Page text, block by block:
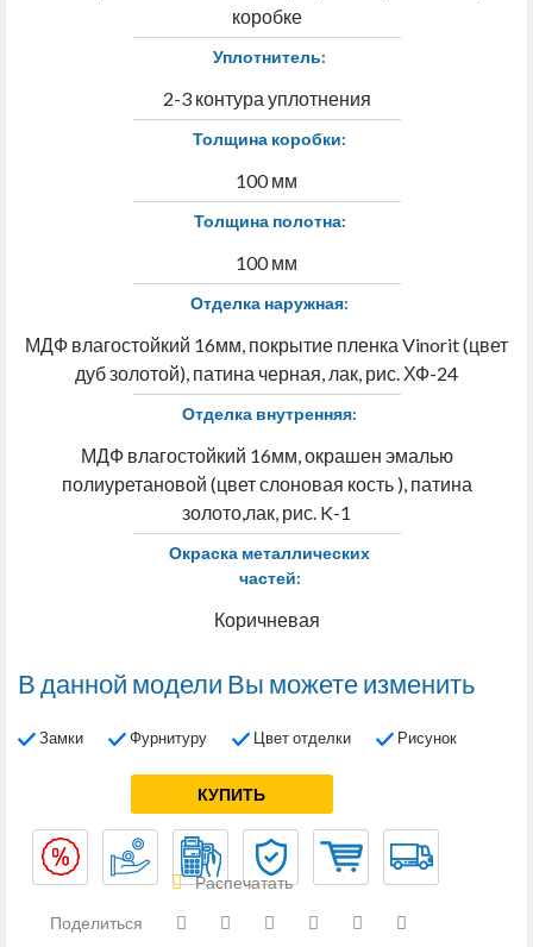
коробке
Уплотнитель:
2-3 контура уплотнения
Толщина коробки:
100 мм
Толщина полотна:
100 мм
Отделка наружная:
МДФ влагостойкий 16мм, покрытие пленка Vinorit (цвет
дуб золотой), патина черная, лак, рис. ХФ-24
Отделка внутренняя:
МДФ влагостойкий 16мм, окрашен эмалью
полиуретановой (цвет слоновая кость ), патина
золото,лак, рис. K-1
Окраска металлических
частей:
Коричневая
В данной модели Вы можете изменить
Замки Фурнитуру Цвет отделки Рисунок
КУПИТЬ
Распечатать
Поделиться